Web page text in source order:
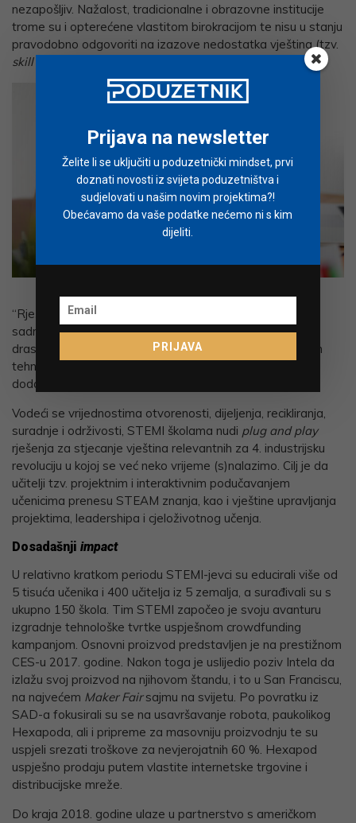
nezapošljiv. Nažalost, tradicionalne i obrazovne institucije
trome su i opterećene vlastitom birokracijom te nisu u stanju
pravodobno odgovoriti na izazove nedostatka vještina (tzv.
skill gap
“Rješenje je pomoći školama i izdavačima obrazovnih
sadržaja da se prilagode promjenama. Za to trebamo
drastično smanjiti vrijeme potrebno za transfer vrhunskih
tehnologija i industrijskih znanja u obrazovne sustave”,
dodaje Trošelj.
Vodeći se vrijednostima otvorenosti, dijeljenja, recikliranja,
suradnje i održivosti, STEMI školama nudi plug and play
rješenja za stjecanje vještina relevantnih za 4. industrijsku
revoluciju u kojoj se već neko vrijeme (s)nalazimo. Cilj je da
učitelji tzv. projektnim i interaktivnim podučavanjem
učenicima prenesu STEAM znanja, kao i vještine upravljanja
projektima, leadershipa i cjeloživotnog učenja.
Dosadašnji impact
U relativno kratkom periodu STEMI-jevci su educirali više od
5 tisuća učenika i 400 učitelja iz 5 zemalja, a surađivali su s
ukupno 150 škola. Tim STEMI započeo je svoju avanturu
izgradnje tehnološke tvrtke uspješnom crowdfunding
kampanjom. Osnovni proizvod predstavljen je na prestižnom
CES-u 2017. godine. Nakon toga je uslijedio poziv Intela da
izlažu svoj proizvod na njihovom štandu, i to u San Franciscu,
na najvećem Maker Fairsajmu na svijetu. Po povratku iz
SAD-a fokusirali su se na usavršavanje robota, paukolikog
Hexapoda, ali i pripreme za masovniju proizvodnju te su
uspjeli srezati troškove za nevjerojatnih 60 %. Hexapod
uspješno prodaju putem vlastite internetske trgovine i
distribucijske mreže.
Do kraja 2018. godine ulaze u partnerstvo s američkom
Prijava na newsletter
Želite li se uključiti u poduzetnički mindset, prvi
doznati novosti iz svijeta poduzetništva i
sudjelovati u našim novim projektima?!
Obećavamo da vaše podatke nećemo ni s kim
dijeliti.
PRIJAVA